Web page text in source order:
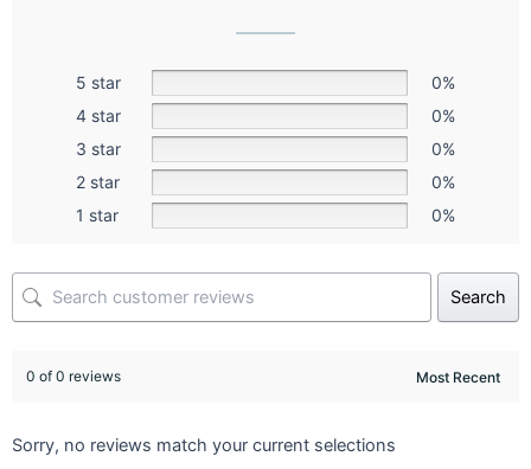
5 star
0%
4 star
0%
3 star
0%
2 star
0%
1 star
0%
Search
0 of 0 reviews
Sorry, no reviews match your current selections